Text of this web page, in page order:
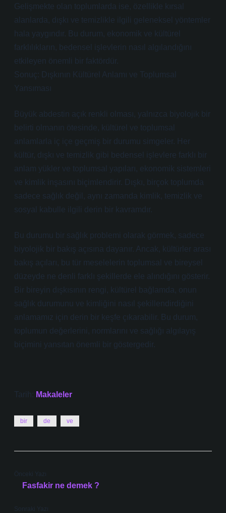
Gelişmekte olan toplumlarda ise, özellikle kırsal
alanlarda, dışkı ve temizlikle ilgili geleneksel yöntemler
hala yaygındır. Bu durum, ekonomik ve kültürel
farklılıkların, bedensel işlevlerin nasıl algılandığını
etkileyen önemli bir faktördür.
Sonuç: Dışkının Kültürel Anlamı ve Toplumsal
Yansıması
Büyük abdestin açık renkli olması, yalnızca biyolojik bir
belirti olmanın ötesinde, kültürel ve toplumsal
anlamlarla iç içe geçmiş bir durumu simgeler. Her
kültür, dışkı ve temizlik gibi bedensel işlevlere farklı bir
anlam yükler ve toplumsal yapıları, ekonomik sistemleri
ve kimlik inşasını biçimlendirir. Dışkı, birçok toplumda
sadece sağlık değil, aynı zamanda kimlik, temizlik ve
sosyal kabulle ilgili derin bir kavramdır.
Bu durumu bir sağlık problemi olarak görmek, sadece
biyolojik bir bakış açısına dayanır. Ancak, kültürler arası
bakış açıları, bu tür meselelerin toplumsal ve bireysel
düzeyde ne denli farklı şekillerde ele alındığını gösterir.
Bir bireyin dışkısının rengi, kültürel bağlamda, onun
sağlık durumunu ve kimliğini nasıl şekillendirdiğini
anlamamız için derin bir keşfe çıkarabilir. Bu durum,
toplumun değerlerini, normlarını ve sağlığı algılayış
biçimini yansıtan önemli bir göstergedir.
Tarih: Makaleler
bir de ve
Önceki Yazı
Fasfakir ne demek ?
Sonraki Yazı